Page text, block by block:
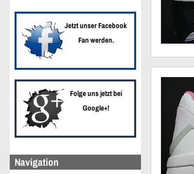
Jetzt unser Facebook
Fan werden.
Folge uns jetzt bei
Google+!
Navigation